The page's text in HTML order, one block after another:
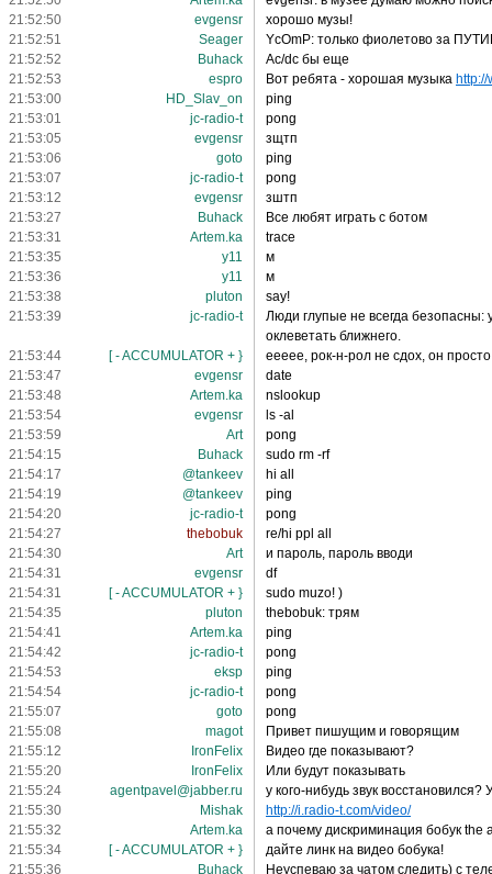
21:52:50
evgensr
хорошо музы!
21:52:51
Seager
YcOmP: только фиолетово за
21:52:52
Buhack
Ac/dc бы еще
21:52:53
espro Вот ребята - хорошая музыка
21:53:00
HD_Slav_on
ping
21:53:01
jc-radio-t
pong
21:53:05
evgensr
зщтп
21:53:06
goto
ping
21:53:07
jc-radio-t
pong
21:53:12
evgensr
зштп
21:53:27
Buhack
Все любят играть с ботом
21:53:31
Artem.ka
trace
21:53:35
y11
м
21:53:36
y11
м
21:53:38
pluton
say!
21:53:39
jc-radio-t
Люди глупые не всегда безопасны:
оклеветать ближнего.
21:53:44
[ - ACCUMULATOR + }
еееее, рок-н-рол не сдох, он
21:53:47
evgensr
date
21:53:48
Artem.ka
nslookup
21:53:54
evgensr
ls -al
21:53:59
Art
pong
21:54:15
Buhack
sudo rm -rf
21:54:17
@tankeev
hi all
21:54:19
@tankeev
ping
21:54:20
jc-radio-t
pong
21:54:27
thebobuk
re/hi ppl all
21:54:30
Art
и пароль, пароль вводи
21:54:31
evgensr
df
21:54:31
[ - ACCUMULATOR + }
sudo muzo! )
21:54:35
pluton
thebobuk: трям
21:54:41
Artem.ka
ping
21:54:42
jc-radio-t
pong
21:54:53
eksp
ping
21:54:54
jc-radio-t
pong
21:55:07
goto
pong
21:55:08
magot
Привет пишущим и говорящим
21:55:12
IronFelix
Видео где показывают?
21:55:20
IronFelix
Или будут показывать
21:55:24
agentpavel@jabber.ru
у кого-нибудь звук
21:55:30
Mishak
http://i.radio-t.com/video/
21:55:32
Artem.ka
а почему дискриминация бобук
21:55:34
[ - ACCUMULATOR + }
дайте линк на видео бобука!
21:55:36
Buhack
Неуспеваю за чатом следить) с